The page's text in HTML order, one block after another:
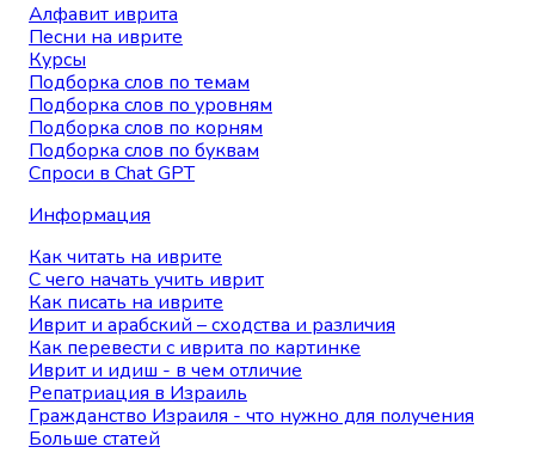
Алфавит иврита
Песни на иврите
Курсы
Подборка слов по темам
Подборка слов по уровням
Подборка слов по корням
Подборка слов по буквам
Спроси в Chat GPT
Информация
Как читать на иврите
С чего начать учить иврит
Как писать на иврите
Иврит и арабский – сходства и различия
Как перевести с иврита по картинке
Иврит и идиш - в чем отличие
Репатриация в Израиль
Гражданство Израиля - что нужно для получения
Больше статей